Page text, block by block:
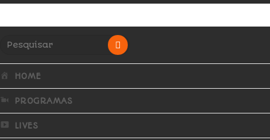
HOME
PROGRAMAS
LIVES